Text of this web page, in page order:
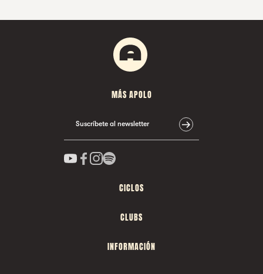
MÁS APOLO
Suscríbete al newsletter
CICLOS
CLUBS
INFORMACIÓN